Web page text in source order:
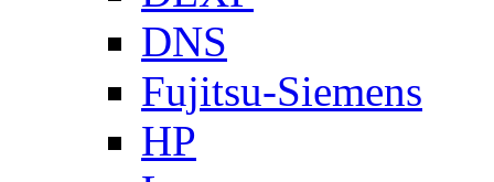
DNS
Fujitsu-Siemens
HP